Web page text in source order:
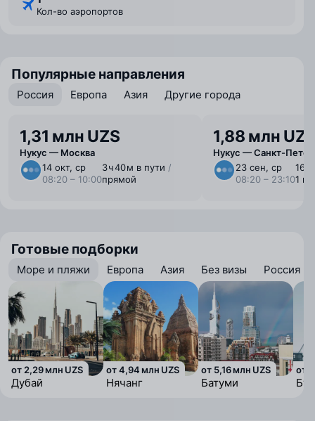
Кол-во аэропортов
Популярные направления
Россия Европа Азия Другие города
1,31 млн UZS
Нукус — Москва
14 окт, ср
08:20 – 10:00
3 ⁠ч 40 ⁠м в пути /
прямой
1,88 млн
Нукус — Санкт-
23 сен, ср
08:20 – 23:10
16
1
Готовые подборки
Море и пляжи Европа Азия Без визы Россия
от 2,29 млн UZS
Дубай
от 4,94 млн UZS
Нячанг
от 5,16 млн UZS
Батуми
от